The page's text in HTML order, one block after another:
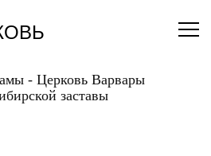
- Церковь Варвары
заставы